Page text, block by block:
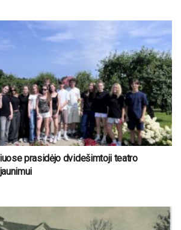
prasidėjo dvidešimtoji teatro